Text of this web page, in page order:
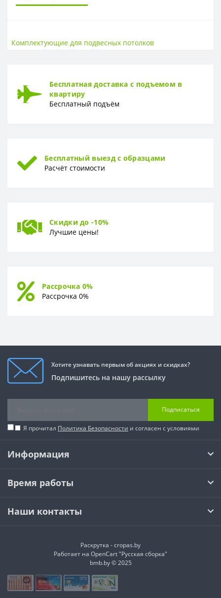
Высота, мм
Комплектующие для подвесных потолков
Бесплатная доставка с подъемом в
квартиру
Бесплатный подъём
Бесплатный выезд с образцами
Расчёт стоимости
Скидки до -10%
Лучшие цены!
Рассрочка 0%
Рассрочка 0%
Хотите узнавать первым об акциях и скидках?
Подпишитесь на нашу рассылку
Подписаться
Я прочитал Политика Безопасности и согласен с условиями
Информация
Время работы
Наши контакты
Раскрутка -cropas.by
Работает на OpenCart "Русская сборка"
bmb.by © 2025